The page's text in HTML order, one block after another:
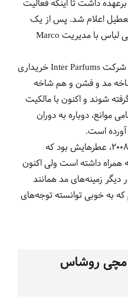
را برعهده داشت تا اینکه فعالیت
در سال 2006 به کل تعطیل اعلام شد. پس از یک
وقفه دو ساله، فعالیت بخش طراحی لباس با مدیریت Marco
در سال 2015، برند روشاس توسط شرکت Inter Parfums خریداری
مد و فشن و هم شاخه
شوند و اکنون با مالکیت
دوباره به دوران
است.
مهم‌ترین محصول روشاس تا سال 2008، عطرهایش بود که
همراه داشته است ولی اکنون
زمینه‌های مد همانند
به خوبی توانسته توجه‌های
مچی روشاس